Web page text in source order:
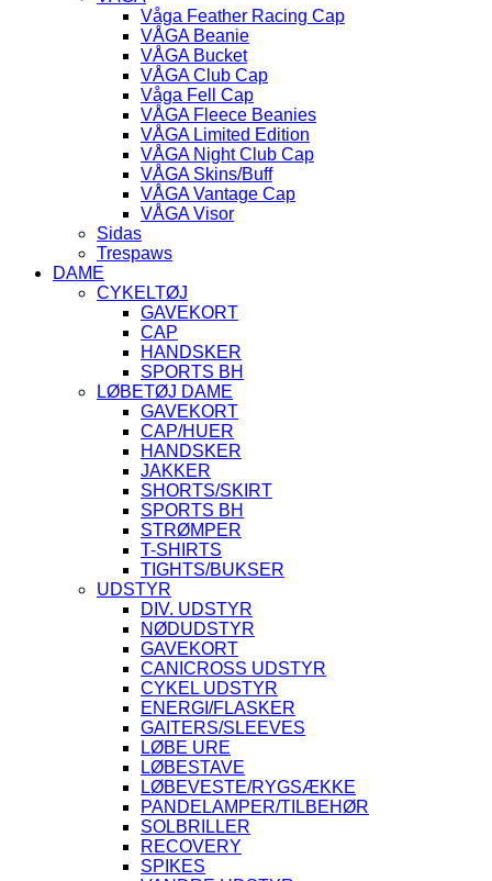
Våga Feather Racing Cap
VÅGA Beanie
VÅGA Bucket
VÅGA Club Cap
Våga Fell Cap
VÅGA Fleece Beanies
VÅGA Limited Edition
VÅGA Night Club Cap
VÅGA Skins/Buff
VÅGA Vantage Cap
VÅGA Visor
Sidas
Trespaws
DAME
CYKELTØJ
GAVEKORT
CAP
HANDSKER
SPORTS BH
LØBETØJ DAME
GAVEKORT
CAP/HUER
HANDSKER
JAKKER
SHORTS/SKIRT
SPORTS BH
STRØMPER
T-SHIRTS
TIGHTS/BUKSER
UDSTYR
DIV. UDSTYR
NØDUDSTYR
GAVEKORT
CANICROSS UDSTYR
CYKEL UDSTYR
ENERGI/FLASKER
GAITERS/SLEEVES
LØBE URE
LØBESTAVE
LØBEVESTE/RYGSÆKKE
PANDELAMPER/TILBEHØR
SOLBRILLER
RECOVERY
SPIKES